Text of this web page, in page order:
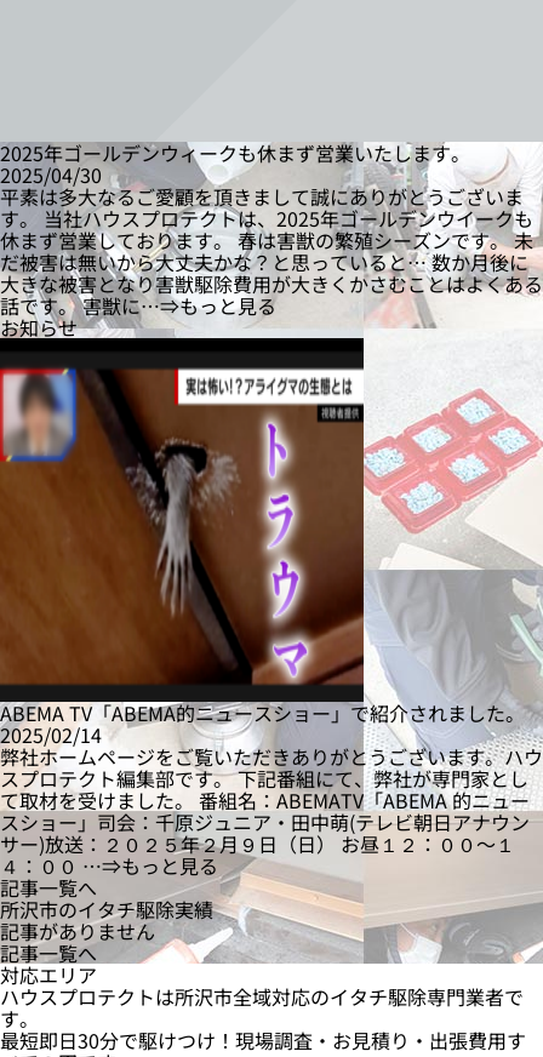
2025年ゴールデンウィークも休まず営業いたします。
2025/04/30
平素は多大なるご愛顧を頂きまして誠にありがとうございま
す。 当社ハウスプロテクトは、2025年ゴールデンウイークも
休まず営業しております。 春は害獣の繁殖シーズンです。 未
だ被害は無いから大丈夫かな？と思っていると… 数か月後に
大きな被害となり害獣駆除費用が大きくかさむことはよくある
話です。 害獣に…⇒もっと見る
お知らせ
ABEMA TV「ABEMA的ニュースショー」で紹介されました。
2025/02/14
弊社ホームページをご覧いただきありがとうございます。ハウ
スプロテクト編集部です。 下記番組にて、弊社が専門家とし
て取材を受けました。 番組名：ABEMATV「ABEMA 的ニュー
スショー」司会：千原ジュニア・田中萌(テレビ朝日アナウン
サー)放送：２０２５年２月９日（日） お昼１２：００〜１
４：００ …⇒もっと見る
記事一覧へ
所沢市のイタチ駆除実績
記事がありません
記事一覧へ
対応エリア
ハウスプロテクトは所沢市全域対応のイタチ駆除専門業者で
す。
最短即日30分で駆けつけ！現場調査・お見積り・出張費用す